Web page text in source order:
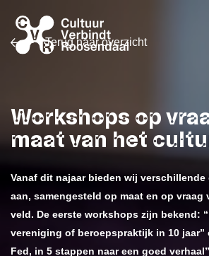
Terug naar overzicht
Workshops op
maat van het
Vanaf dit najaar bieden wij
aan, samengesteld op maat en op vraag
veld. De eerste workshops zijn bekend:
vereniging of beroepspraktijk in 10 jaar”
Fed, in 5 stappen naar een goed